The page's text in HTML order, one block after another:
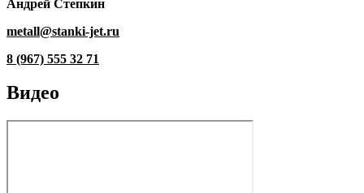
Андрей Степкин
metall@stanki-jet.ru
8 (967) 555 32 71
Видео